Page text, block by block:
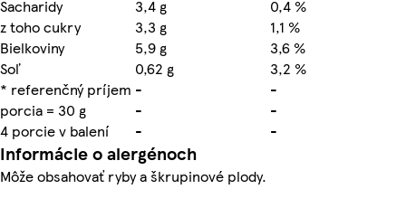
Sacharidy
3,4 g
0,4 %
z toho cukry
3,3 g
1,1 %
Bielkoviny
5,9 g
3,6 %
Soľ
0,62 g
3,2 %
* referenčný príjem -
-
porcia = 30 g
-
-
4 porcie v balení
- -
Informácie o alergénoch
Môže obsahovať ryby a škrupinové plody.